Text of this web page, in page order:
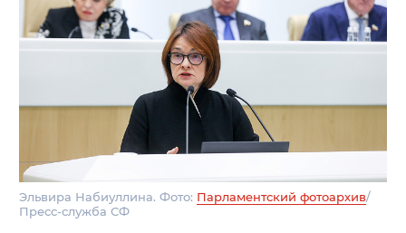
Эльвира Набиуллина. Фото: Парламентский фотоархив/
Пресс-служба СФ